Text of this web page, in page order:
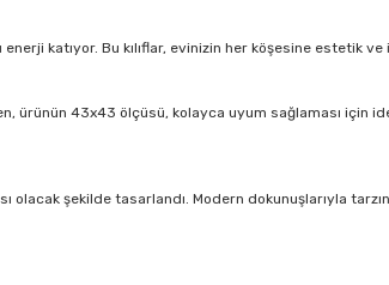
enerji katıyor. Bu kılıflar, evinizin her köşesine
ürünün 43x43 ölçüsü, kolayca uyum sağlaması için
olacak şekilde tasarlandı. Modern dokunuşlarıyla